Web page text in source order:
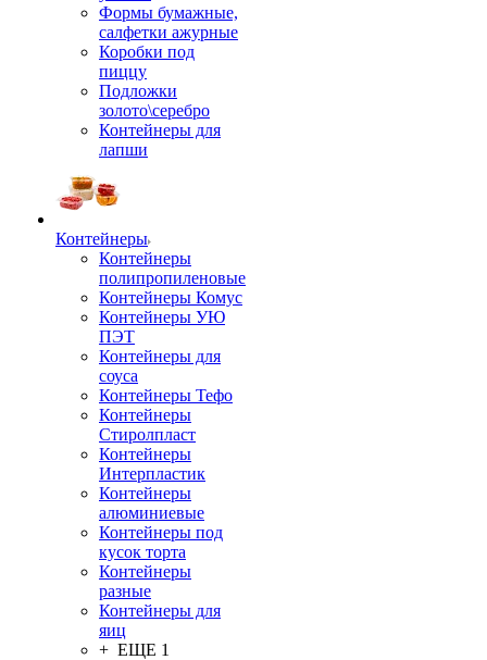
Формы бумажные,
салфетки ажурные
Коробки под
пиццу
Подложки
золото\серебро
Контейнеры для
лапши
Контейнеры
Контейнеры
полипропиленовые
Контейнеры Комус
Контейнеры УЮ
ПЭТ
Контейнеры для
соуса
Контейнеры Тефо
Контейнеры
Стиролпласт
Контейнеры
Интерпластик
Контейнеры
алюминиевые
Контейнеры под
кусок торта
Контейнеры
разные
Контейнеры для
яиц
+ ЕЩЕ 1